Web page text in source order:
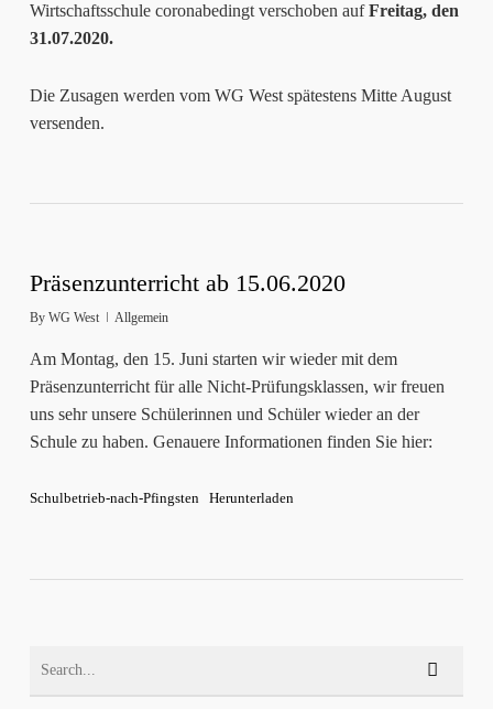
Wirtschaftsschule coronabedingt verschoben aufFreitag, den
31.07.2020.
Die Zusagen werden vom WG West spätestens Mitte August
versenden.
Präsenzunterricht ab 15.06.2020
By WG West Allgemein
Am Montag, den 15. Juni starten wir wieder mit dem
Präsenzunterricht für alle Nicht-Prüfungsklassen, wir freuen
uns sehr unsere Schülerinnen und Schüler wieder an der
Schule zu haben. Genauere Informationen finden Sie hier:
Schulbetrieb-nach-Pfingsten Herunterladen